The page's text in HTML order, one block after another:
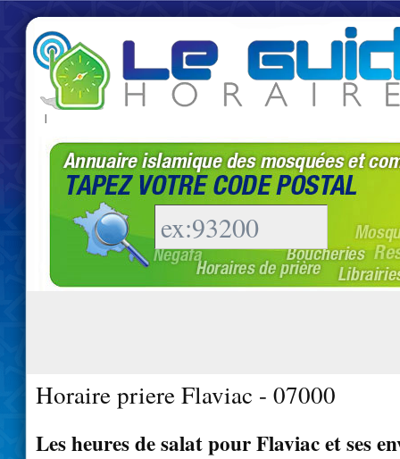
|
Horaire priere Flaviac - 07000
Les heures de salat pour Flaviac et ses